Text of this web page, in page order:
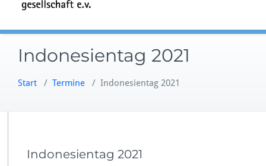
Indonesientag 2021
Start / Termine / Indonesientag 2021
Indonesientag 2021